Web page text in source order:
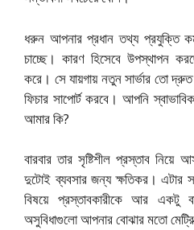
ধরুন আপনার প্রধান তথ্য প্রযুক্তি
চাচ্ছে। কারণ হিসেবে উপস্থাপন
করে। সে যায়গায় নতুন সার্ভার তো
ফিচার সাপোর্ট করবে। আপনি
আমার কি?
বারবার তার সৃষ্টিশীল প্রস্তাব
দুটোই ব্যবসার জন্য ক্ষতিকর। এটার
বিষয়ে প্রস্তাবকারীকে আর একটু
অসুবিধাগুলো আপনার বোঝার মতো